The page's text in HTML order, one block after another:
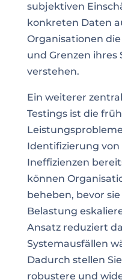
subjektiven
konkreten Daten
Organisationen
und Grenzen ihres
verstehen.
Ein weiterer
Testings ist die
Identifizierung von
Ineffizienzen
können
beheben, bevor
Belastung
Ansatz reduziert
Systemausfällen
Dadurch stellen
robustere und